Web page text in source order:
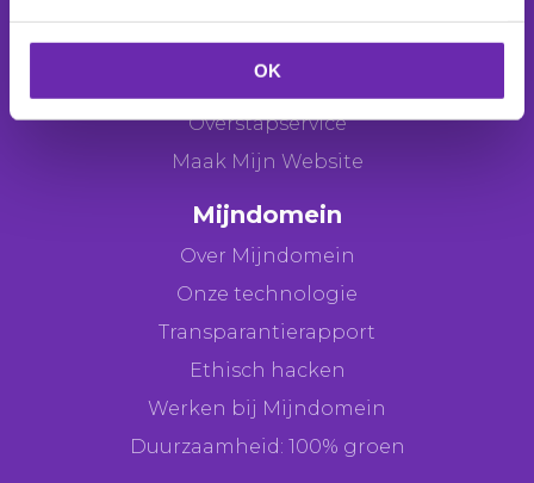
OK
Webshop
Overstapservice
Maak Mijn Website
Mijndomein
Over Mijndomein
Onze technologie
Transparantierapport
Ethisch hacken
Werken bij Mijndomein
Duurzaamheid: 100% groen